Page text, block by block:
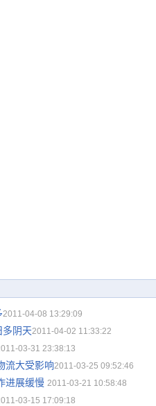
2011-04-08 13:29:09
多阴天2011-04-02 11:33:22
03-31 23:38:13
流大受影响2011-03-25 09:52:46
进展缓慢 2011-03-21 10:58:48
03-15 17:09:18